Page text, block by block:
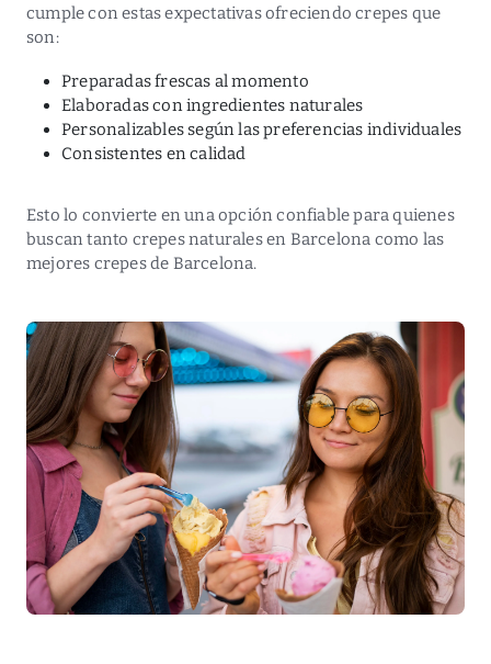
cumple con estas expectativas ofreciendo crepes que
son:
Preparadas frescas al momento
Elaboradas con ingredientes naturales
Personalizables según las preferencias individuales
Consistentes en calidad
Esto lo convierte en una opción confiable para quienes
buscan tanto crepes naturales en Barcelona como las
mejores crepes de Barcelona.